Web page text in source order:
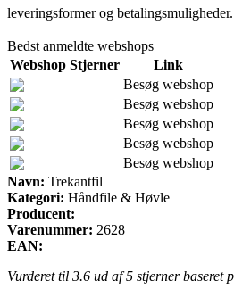
leveringsformer og betalingsmuligheder.
Bedst anmeldte webshops
Webshop Stjerner
Link
Besøg webshop
Besøg webshop
Besøg webshop
Besøg webshop
Besøg webshop
Navn: Trekantfil
Kategori: Håndfile & Høvle
Producent:
Varenummer: 2628
EAN:
Vurderet til 3.6 ud af 5 stjerner baseret